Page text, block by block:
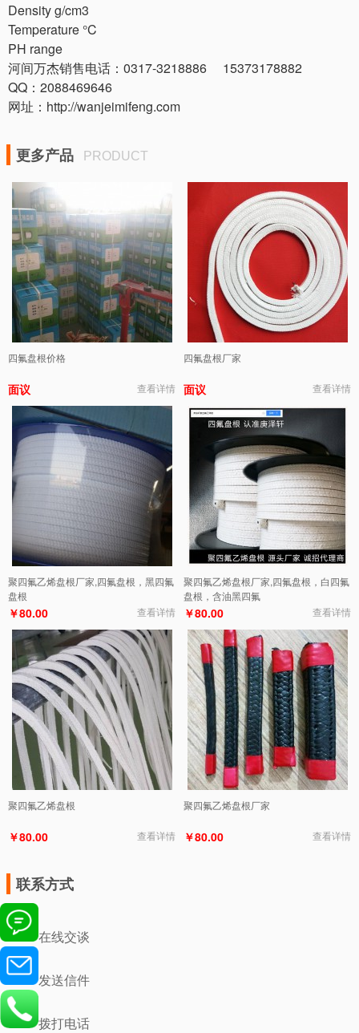
Density g/cm3
Temperature °C
PH range
河间万杰销售电话：0317-3218886 15373178882
QQ：2088469646
网址：http://wanjeimifeng.com
更多产品 PRODUCT
四氟盘根价格
面议 查看详情
四氟盘根厂家
面议 查看详情
聚四氟乙烯盘根厂家,四氟盘根，黑四氟
盘根
￥80.00 查看详情
聚四氟乙烯盘根厂家,四氟盘根，白四氟
盘根，含油黑四氟
￥80.00 查看详情
聚四氟乙烯盘根
￥80.00 查看详情
聚四氟乙烯盘根厂家
￥80.00 查看详情
联系方式
在线交谈
发送信件
拨打电话